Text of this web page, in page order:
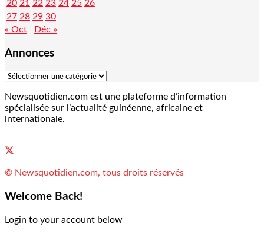
20 21 22 23 24 25 26
27 28 29 30
« Oct
Déc »
Annonces
Newsquotidien.com est une plateforme d’information
spécialisée sur l’actualité guinéenne, africaine et
internationale.
© Newsquotidien.com, tous droits réservés
Welcome Back!
Login to your account below